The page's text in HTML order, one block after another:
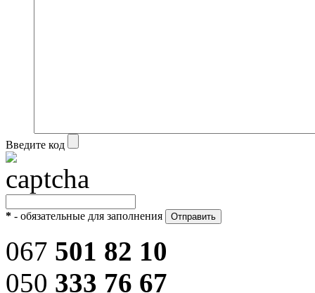
Введите код
* - обязательные для заполнения
067 501 82 10
050 333 76 67